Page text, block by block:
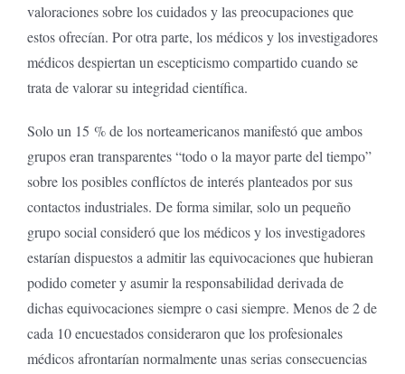
valoraciones sobre los cuidados y las preocupaciones que
estos ofrecían. Por otra parte, los médicos y los investigadores
médicos despiertan un escepticismo compartido cuando se
trata de valorar su integridad científica.
Solo un 15 % de los norteamericanos manifestó que ambos
grupos eran transparentes “todo o la mayor parte del tiempo”
sobre los posibles conflíctos de interés planteados por sus
contactos industriales. De forma similar, solo un pequeño
grupo social consideró que los médicos y los investigadores
estarían dispuestos a admitir las equivocaciones que hubieran
podido cometer y asumir la responsabilidad derivada de
dichas equivocaciones siempre o casi siempre. Menos de 2 de
cada 10 encuestados consideraron que los profesionales
médicos afrontarían normalmente unas serias consecuencias